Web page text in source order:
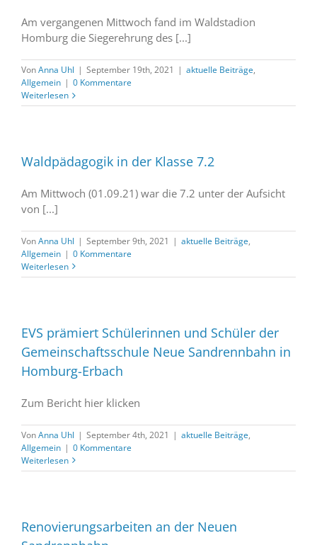
Am vergangenen Mittwoch fand im Waldstadion
Homburg die Siegerehrung des [...]
VonAnna Uhl | September 19th, 2021 | aktuelle Beiträge,
Allgemein | 0 Kommentare
Weiterlesen
Waldpädagogik in der Klasse 7.2
Am Mittwoch (01.09.21) war die 7.2 unter der Aufsicht
von [...]
VonAnna Uhl | September 9th, 2021 | aktuelle Beiträge,
Allgemein | 0 Kommentare
Weiterlesen
EVS prämiert Schülerinnen und Schüler der
Gemeinschaftsschule Neue Sandrennbahn in
Homburg-Erbach
Zum Bericht hier klicken
VonAnna Uhl | September 4th, 2021 | aktuelle Beiträge,
Allgemein | 0 Kommentare
Weiterlesen
Renovierungsarbeiten an der Neuen